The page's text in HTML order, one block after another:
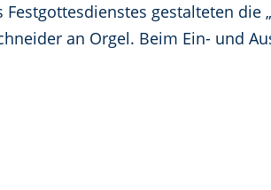
gestalteten
an Orgel. Beim Ein- und